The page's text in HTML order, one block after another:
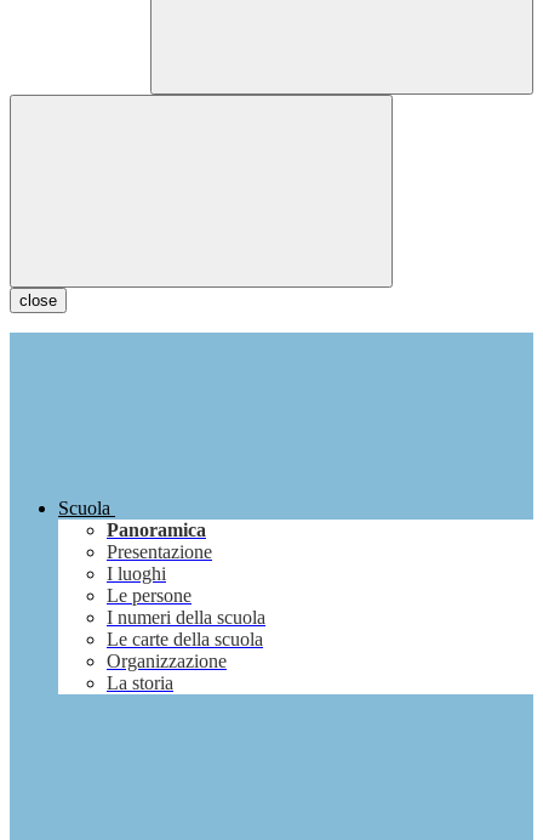
close
Scuola
Panoramica
Presentazione
I luoghi
Le persone
I numeri della scuola
Le carte della scuola
Organizzazione
La storia